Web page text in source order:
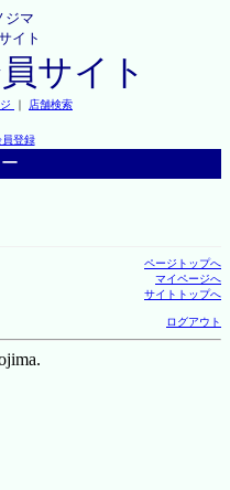
ジマ
イト
サイト
｜ 店舗検索
員登録
ページトップへ
マイページへ
サイトトップへ
ログアウト